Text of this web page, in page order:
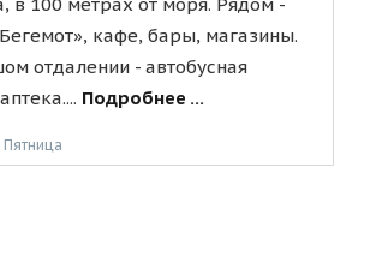
кафе, бары, магазины.
отдалении - автобусная
Подробнее ...
Пятница